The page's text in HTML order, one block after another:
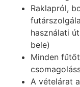
Raklapról,
használati
bele)
Minden
A vételárat